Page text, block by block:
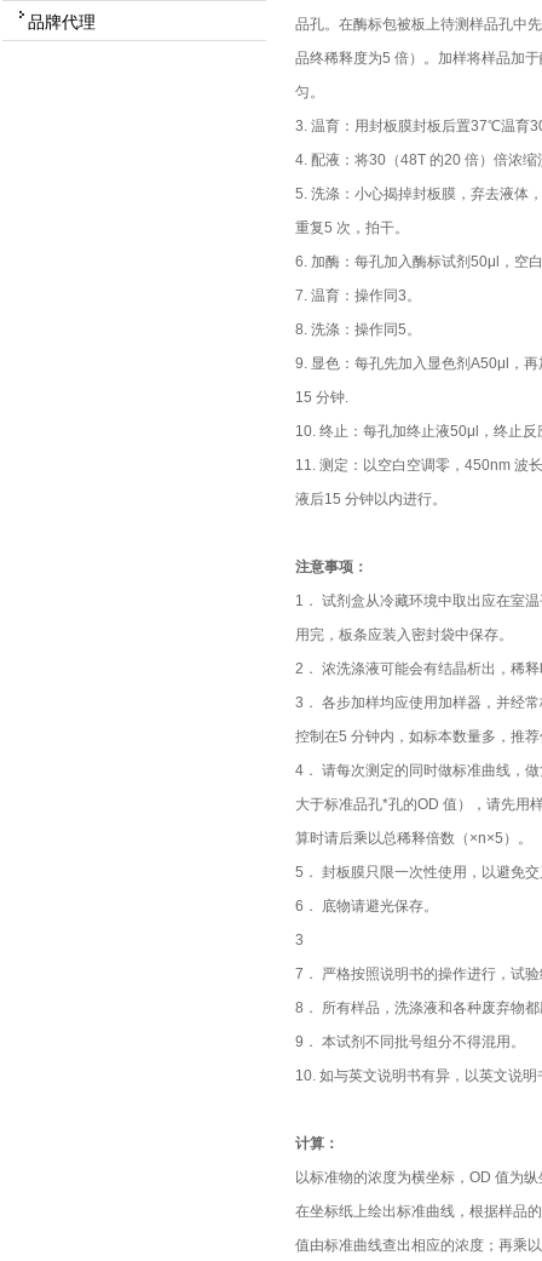
品牌代理
品孔。在酶标包被板上待测样品孔中
品终稀释度为5 倍）。加样将样品加
匀。
3. 温育：用封板膜封板后置37℃温育
4. 配液：将30（48T 的20 倍）倍浓
5. 洗涤：小心揭掉封板膜，弃去液体
重复5 次，拍干。
6. 加酶：每孔加入酶标试剂50μl，空
7. 温育：操作同3。
8. 洗涤：操作同5。
9. 显色：每孔先加入显色剂A50μl，
15 分钟.
10. 终止：每孔加终止液50μl，终止
11. 测定：以空白空调零，450nm 波
液后15 分钟以内进行。
注意事项：
1． 试剂盒从冷藏环境中取出应在室
用完，板条应装入密封袋中保存。
2． 浓洗涤液可能会有结晶析出，稀
3． 各步加样均应使用加样器，并经
控制在5 分钟内，如标本数量多，推
4． 请每次测定的同时做标准曲线，
大于标准品孔*孔的OD 值），请先用
算时请后乘以总稀释倍数（×n×5）。
5． 封板膜只限一次性使用，以避免
6． 底物请避光保存。
3
7． 严格按照说明书的操作进行，试
8． 所有样品，洗涤液和各种废弃物
9． 本试剂不同批号组分不得混用。
10. 如与英文说明书有异，以英文说明
计算：
以标准物的浓度为横坐标，OD 值为
在坐标纸上绘出标准曲线，根据样品
值由标准曲线查出相应的浓度；再乘